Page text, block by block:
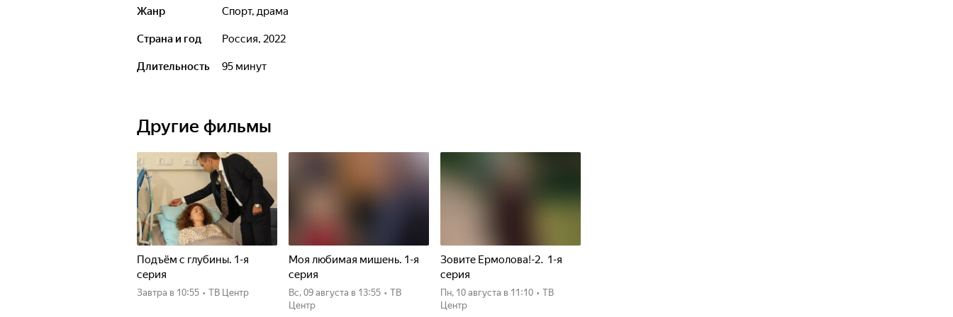
Жанр спорт, драма
Страна и год Россия, 2022
Длительность 95 минут
Другие фильмы
Подъём с глубины. 1-я
серия
Завтра в 10:55 • ТВ Центр
Моя любимая мишень. 1-я
серия
вс, 09 августа в 13:55 • ТВ
Центр
Зовите Ермолова!-2. 1-я
серия
пн, 10 августа в 11:10 • ТВ
Центр